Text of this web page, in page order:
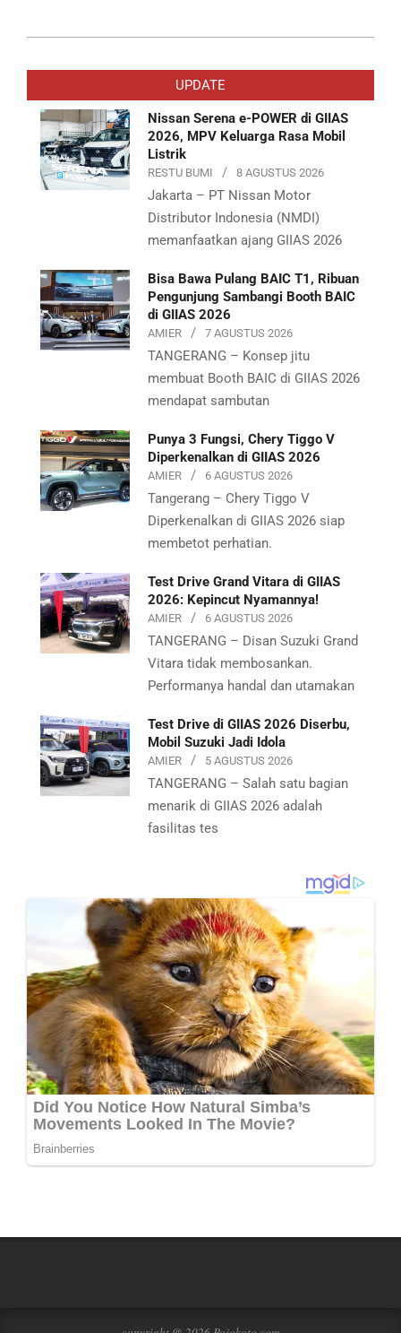
05-
UPDATE
Nissan Serena e-POWER di GIIAS
2026, MPV Keluarga Rasa Mobil
Listrik
RESTU BUMI 8 AGUSTUS 2026
Jakarta – PT Nissan Motor
Distributor Indonesia (NMDI)
memanfaatkan ajang GIIAS 2026
Bisa Bawa Pulang BAIC T1, Ribuan
Pengunjung Sambangi Booth BAIC
di GIIAS 2026
AMIER 7 AGUSTUS 2026
TANGERANG – Konsep jitu
membuat Booth BAIC di GIIAS 2026
mendapat sambutan
Punya 3 Fungsi, Chery Tiggo V
Diperkenalkan di GIIAS 2026
AMIER 6 AGUSTUS 2026
Tangerang – Chery Tiggo V
Diperkenalkan di GIIAS 2026 siap
membetot perhatian.
Test Drive Grand Vitara di GIIAS
2026: Kepincut Nyamannya!
AMIER 6 AGUSTUS 2026
TANGERANG – Disan Suzuki Grand
Vitara tidak membosankan.
Performanya handal dan utamakan
Test Drive di GIIAS 2026 Diserbu,
Mobil Suzuki Jadi Idola
AMIER 5 AGUSTUS 2026
TANGERANG – Salah satu bagian
menarik di GIIAS 2026 adalah
fasilitas tes